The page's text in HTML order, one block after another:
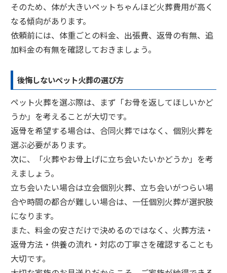
そのため、体が大きいペットちゃんほど火葬費用が高く
なる傾向があります。
依頼前には、体重ごとの料金、出張費、返骨の有無、追
加料金の有無を確認しておきましょう。
後悔しないペット火葬の選び方
ペット火葬を選ぶ際は、まず「お骨を返してほしいかど
うか」を考えることが大切です。
返骨を希望する場合は、合同火葬ではなく、個別火葬を
選ぶ必要があります。
次に、「火葬やお骨上げに立ち会いたいかどうか」を考
えましょう。
立ち会いたい場合は立会個別火葬、立ち会いがつらい場
合や時間の都合が難しい場合は、一任個別火葬が選択肢
になります。
また、料金の安さだけで決めるのではなく、火葬方法・
返骨方法・供養の流れ・対応の丁寧さを確認することも
大切です。